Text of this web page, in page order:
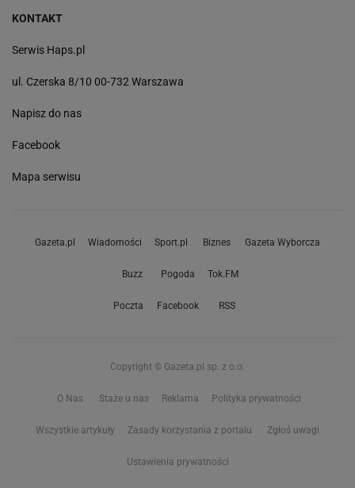
KONTAKT
Serwis Haps.pl
ul. Czerska 8/10 00-732 Warszawa
Napisz do nas
Facebook
Mapa serwisu
Gazeta.pl Wiadomości Sport.pl Biznes Gazeta Wyborcza
Buzz Pogoda Tok.FM
Poczta Facebook RSS
Copyright © Gazeta.pl sp. z o.o.
O Nas Staże u nas Reklama Polityka prywatności
Wszystkie artykuły Zasady korzystania z portalu Zgłoś uwagi
Ustawienia prywatności